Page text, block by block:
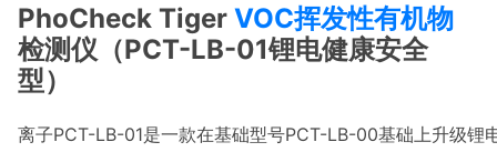
PhoCheck Tiger VOC挥发性有机物
检测仪（PCT-LB-01锂电健康安全
型）
离子PCT-LB-01是一款在基础型号PCT-LB-00基础上升级锂